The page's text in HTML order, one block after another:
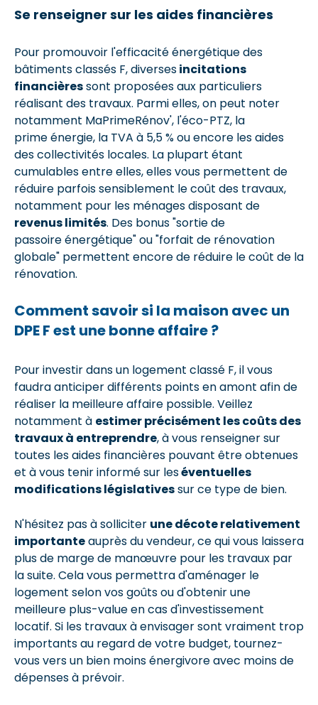
Se renseigner sur les aides financières
Pour promouvoir l'efficacité énergétique des
bâtiments classés F, diversesincitations
financièressont proposées aux particuliers
réalisant des travaux. Parmi elles, on peut noter
notamment MaPrimeRénov', l'éco-PTZ, la
prime énergie, la TVA à 5,5 % ou encore les aides
des collectivités locales. La plupart étant
cumulables entre elles, elles vous permettent de
réduire parfois sensiblement le coût des travaux,
notamment pour les ménages disposant de
revenus limités. Des bonus "sortie de
passoire énergétique" ou "forfait de rénovation
globale" permettent encore de réduire le coût de la
rénovation.
Comment savoir si la maison avec un
DPE F est une bonne affaire ?
Pour investir dans un logement classé F, il vous
faudra anticiper différents points en amont afin de
réaliser la meilleure affaire possible. Veillez
notamment à estimer précisément les coûts des
travaux à entreprendre, à vous renseigner sur
toutes les aides financières pouvant être obtenues
et à vous tenir informé sur leséventuelles
modifications législativessur ce type de bien.
N'hésitez pas à solliciter une décote relativement
importanteauprès du vendeur, ce qui vous laissera
plus de marge de manœuvre pour les travaux par
la suite. Cela vous permettra d'aménager le
logement selon vos goûts ou d'obtenir une
meilleure plus-value en cas d'investissement
locatif. Si les travaux à envisager sont vraiment trop
importants au regard de votre budget, tournez-
vous vers un bien moins énergivore avec moins de
dépenses à prévoir.